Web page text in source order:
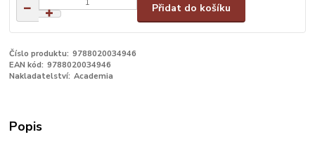
Přidat do košíku
Číslo produktu: 9788020034946
EAN kód: 9788020034946
Nakladatelství: Academia
Popis